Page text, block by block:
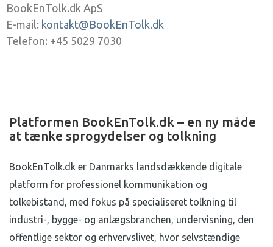
BookEnTolk.dk ApS
E-mail: kontakt@BookEnTolk.dk
Telefon: +45 5029 7030
Platformen BookEnTolk.dk – en ny måde
at tænke sprogydelser og tolkning
BookEnTolk.dk er Danmarks landsdækkende digitale
platform for professionel kommunikation og
tolkebistand, med fokus på specialiseret tolkning til
industri-, bygge- og anlægsbranchen, undervisning, den
offentlige sektor og erhvervslivet, hvor selvstændige